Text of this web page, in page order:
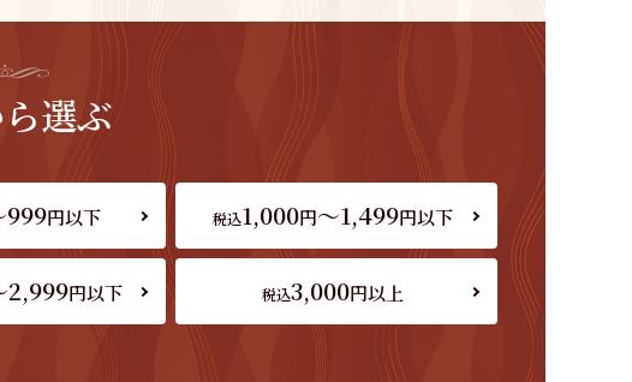
選ぶ
999円以下 税込1,000円～1,499円以下
2,999円以下 税込3,000円以上